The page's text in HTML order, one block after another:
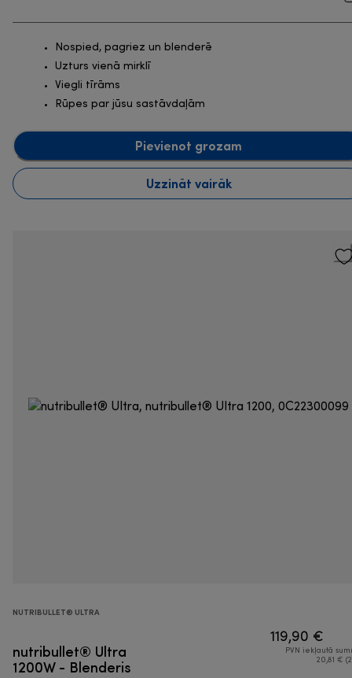
Nospied, pagriez un blenderē
Uzturs vienā mirklī
Viegli tīrāms
Rūpes par jūsu sastāvdaļām
Pievienot grozam
Uzzināt vairāk
NUTRIBULLET® ULTRA
nutribullet® Ultra
1200W - Blenderis
119,90 €
PVN iekļautā
20,81 €